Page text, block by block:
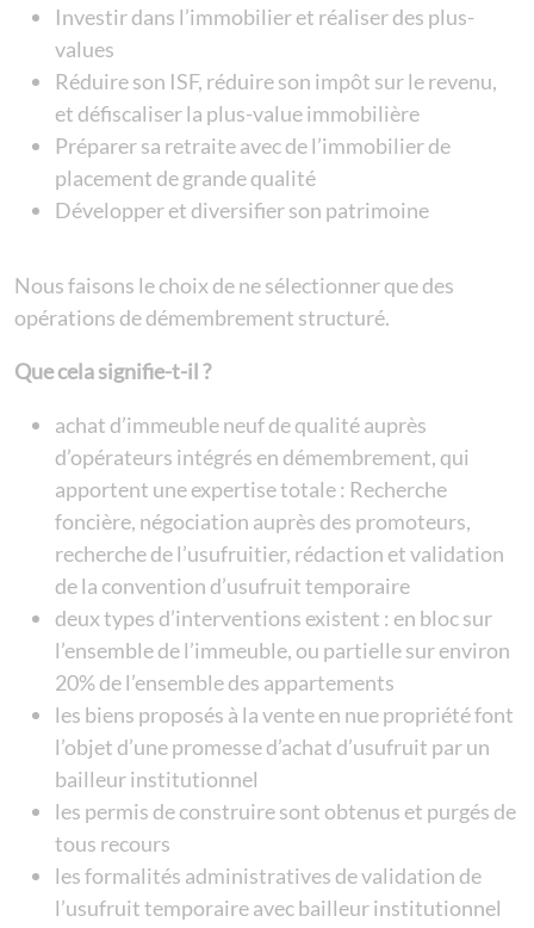
Investir dans l’immobilier et réaliser des plus-
values
Réduire son ISF, réduire son impôt sur le revenu,
et défiscaliser la plus-value immobilière
Préparer sa retraite avec de l’immobilier de
placement de grande qualité
Développer et diversifier son patrimoine
Nous faisons le choix de ne sélectionner que des
opérations de démembrement structuré.
Que cela signifie-t-il ?
achat d’immeuble neuf de qualité auprès
d’opérateurs intégrés en démembrement, qui
apportent une expertise totale : Recherche
foncière, négociation auprès des promoteurs,
recherche de l’usufruitier, rédaction et validation
de la convention d’usufruit temporaire
deux types d’interventions existent : en bloc sur
l’ensemble de l’immeuble, ou partielle sur environ
20% de l’ensemble des appartements
les biens proposés à la vente en nue propriété font
l’objet d’une promesse d’achat d’usufruit par un
bailleur institutionnel
les permis de construire sont obtenus et purgés de
tous recours
les formalités administratives de validation de
l’usufruit temporaire avec bailleur institutionnel